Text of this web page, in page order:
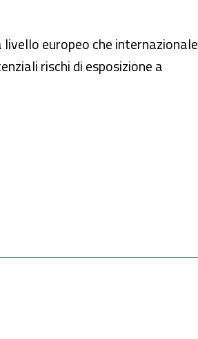
europeo che internazionale
rischi di esposizione a